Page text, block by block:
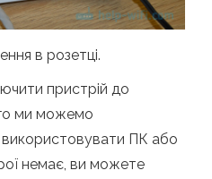
в розетці.
пристрій до
ми можемо
ПК або
немає, ви можете